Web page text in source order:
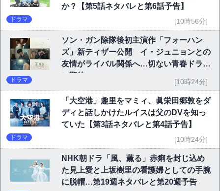
か？【第5話ネタバレと第6話予告】
ドラマ [10時56分]
ソン・ガン除隊後初主演作「フォーハン
ズ」新ティザー公開 イ・ジュニョンとの
友情がライバル関係へ…切ない青春ドラマ
に期待
ドラマ [10時24分]
「大空港」趣里をマミィ、眞栄田郷敦をダ
ディと話しかけたルイスは父のDVを知っ
ていた【第3話ネタバレと第4話予告】
ドラマ [10時24分]
NHK朝ドラ「風、薫る」赤痢を封じ込め
た見上愛と上坂樹里の看護婦としての手腕
に脱帽…第19週ネタバレと第20週予告